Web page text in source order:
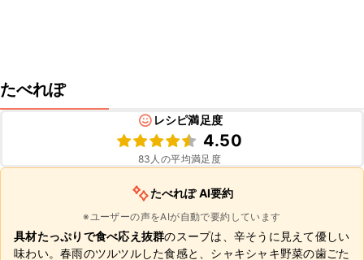
たべれぽ
レシピ満足度
4.50
83 人の平均満足度
たべれぽ AI要約
※ユーザーの声をAIが自動で要約しています
具材たっぷりで食べ応え抜群のスープは、辛そうに見えて優しい
味わい。春雨のツルツルした食感と、シャキシャキ野菜の歯ごた